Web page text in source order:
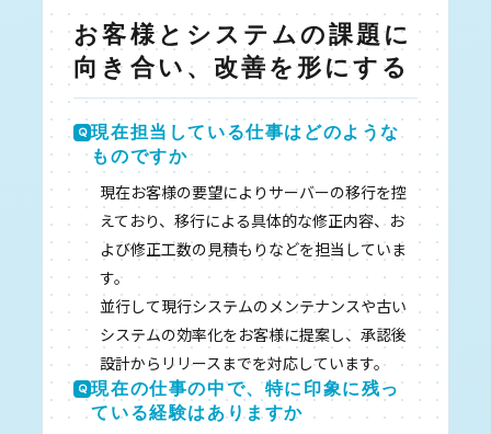
関
す
情
報
を
発
し
ま
お客様とシステムの課題に
向き合い、改善を形にする
現在担当している仕事はどのような
ものですか
現在お客様の要望によりサーバーの移行を控
えており、移行による具体的な修正内容、お
よび修正工数の見積もりなどを担当していま
す。
並行して現行システムのメンテナンスや古い
システムの効率化をお客様に提案し、承認後
設計からリリースまでを対応しています。
現在の仕事の中で、特に印象に残っ
ている経験はありますか